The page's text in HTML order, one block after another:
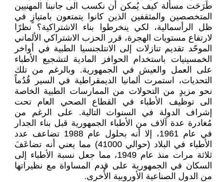
طَرَحَت مسألة كيف يُمكن أن نكسب الى جانبنا المهنيين
المتخصصين والمثقفين الذين كانوا يتمتعون بامتيازٍ في
ظل الرأسمالية، لكي ينخرطوا بناء الاشتراكية؟ نظرًا
لارتفاع مستويات الهجرة، قرر الحزب الاشتراكي الألماني
الموحّد تقديم تنازلات إلى الانتلجنسيا الطبية في أواخر
الخمسينيات باستخدام الحوافز المادية لتشجيع الأطباء
على العمل والعيش في الجمهورية. وبالرغم من تلك
التحديات، استمرت ألمانيا الديمقراطية في السير قُدُماً
نحو مزيدٍ من التحولات من الممارسات الطبية الخاصة
الى توظيف الأطباء في القطاع الصحي العام تحت
إشراف الدولة في السنوات التالية. على الرغم من
مُغادرة عدة آلاف من الأطباء الجمهورية قبل بناء الجدار
في عام 1961، إلا أنه بحلول عام 1988 تضاعف عدد
الأطباء في البلاد (حوالي 41000) مما يعني أنه تضاعَفَ
ثلاثة مرات منذ عام 1949، مما جعل نسبة الأطباء إلى
السكان في الجمهورية على قدم المساواة مع نظيراتها
من الدول الصناعية الأوروبية الأُخرى.